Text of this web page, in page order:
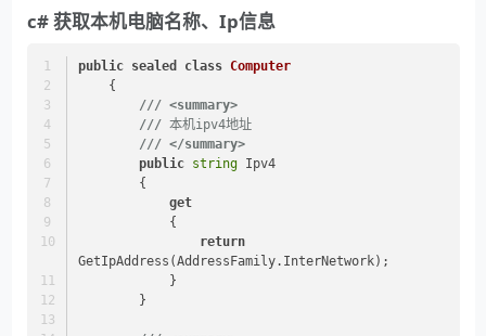
c# 获取本机电脑名称、Ip信息
public sealed class Computer
    {
/// <summary>
/// 本机ipv4地址
/// </summary>
public string Ipv4
        {
get
            {
return
GetIpAddress(AddressFamily.InterNetwork);
            }
        }